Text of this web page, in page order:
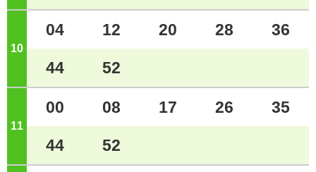
10 ジ
04 12 20 28 36
44 52
11 ジ
00 08 17 26 35
44 52